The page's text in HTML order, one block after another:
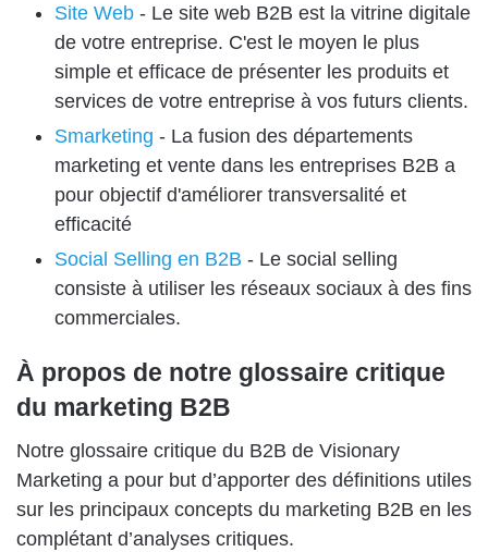
Site Web - Le site web B2B est la vitrine digitale
de votre entreprise. C'est le moyen le plus
simple et efficace de présenter les produits et
services de votre entreprise à vos futurs clients.
Smarketing - La fusion des départements
marketing et vente dans les entreprises B2B a
pour objectif d'améliorer transversalité et
efficacité
Social Selling en B2B - Le social selling
consiste à utiliser les réseaux sociaux à des fins
commerciales.
À propos de notre glossaire critique
du marketing B2B
Notre glossaire critique du B2B de Visionary
Marketing a pour but d’apporter des définitions utiles
sur les principaux concepts du marketing B2B en les
complétant d’analyses critiques.